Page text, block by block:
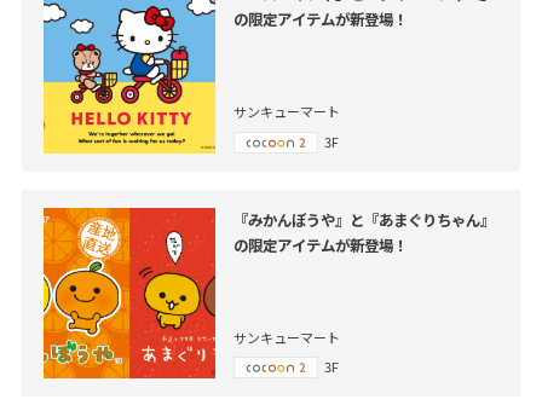
の限定アイテムが新登場！
サンキューマート
3F
『みかんぼうや』と『あまぐりちゃん』
の限定アイテムが新登場！
サンキューマート
3F